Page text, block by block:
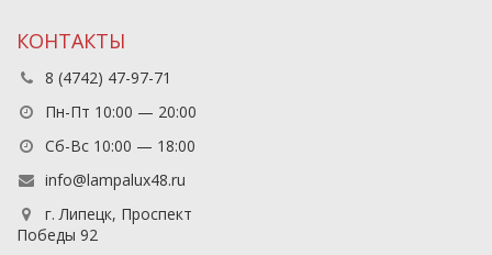
КОНТАКТЫ
8 (4742) 47-97-71
Пн-Пт 10:00 — 20:00
Сб-Вс 10:00 — 18:00
info@lampalux48.ru
г. Липецк, Проспект
Победы 92